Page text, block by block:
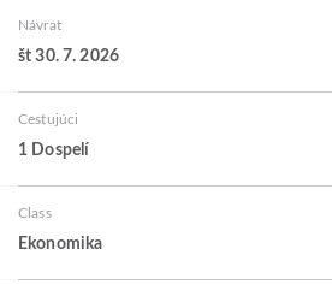
Návrat
št 30. 7. 2026
Cestujúci
1 Dospelí
Class
Ekonomika